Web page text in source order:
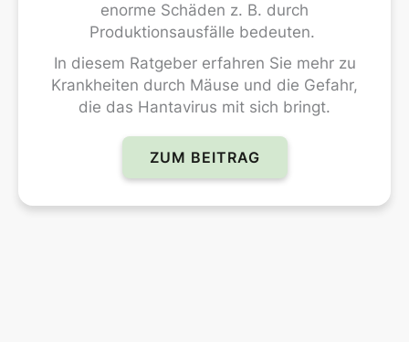
enorme Schäden z. B. durch
Produktionsausfälle bedeuten.
In diesem Ratgeber erfahren Sie mehr zu
Krankheiten durch Mäuse und die Gefahr,
die das Hantavirus mit sich bringt.
ZUM BEITRAG